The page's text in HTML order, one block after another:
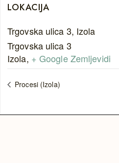
LOKACIJA
Trgovska ulica 3, Izola
Trgovska ulica 3
Izola, + Google Zemljevidi
Procesi (Izola)